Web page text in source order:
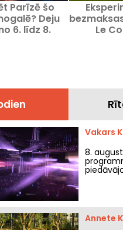
Parīzē šo
Deju
6. līdz 8.
Le
Vakars
8.
Annete